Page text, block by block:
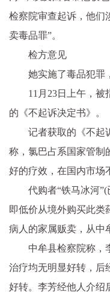
检察院审查起诉，他们
卖毒品罪”。
检方意见
她实施了毒品犯罪
11月23日上午，被
的《不起诉决定书》。
记者获取的《不起
称，氯巴占系国家管制
好的疗效，在国内市场
代购者“铁马冰河
即低价从境外购买此类
病人的家属贩卖，从中
中牟县检察院称，
治疗均无明显好转，后
好转。李芳经他人介绍